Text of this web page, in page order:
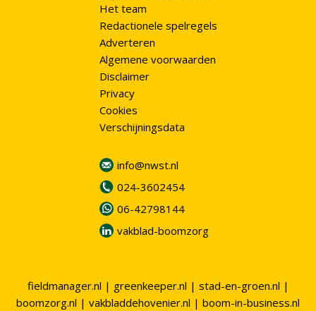
Het team
Redactionele spelregels
Adverteren
Algemene voorwaarden
Disclaimer
Privacy
Cookies
Verschijningsdata
info@nwst.nl
024-3602454
06-42798144
vakblad-boomzorg
fieldmanager.nl | greenkeeper.nl | stad-en-groen.nl |
boomzorg.nl | vakbladdehovenier.nl | boom-in-business.nl